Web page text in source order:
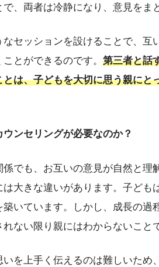
、両者は冷静になり、意見をま
なセッションを設けることで、互
とができるのです。 第三者と話
は、子どもを大切に思う親にと
ンセリングが必要なのか？
係でも、お互いの意見が自然と理
は大きな違いがあります。子ども
いています。しかし、成長の過
ない限り親にはわからないこと
を上手く伝えるのは難しいため